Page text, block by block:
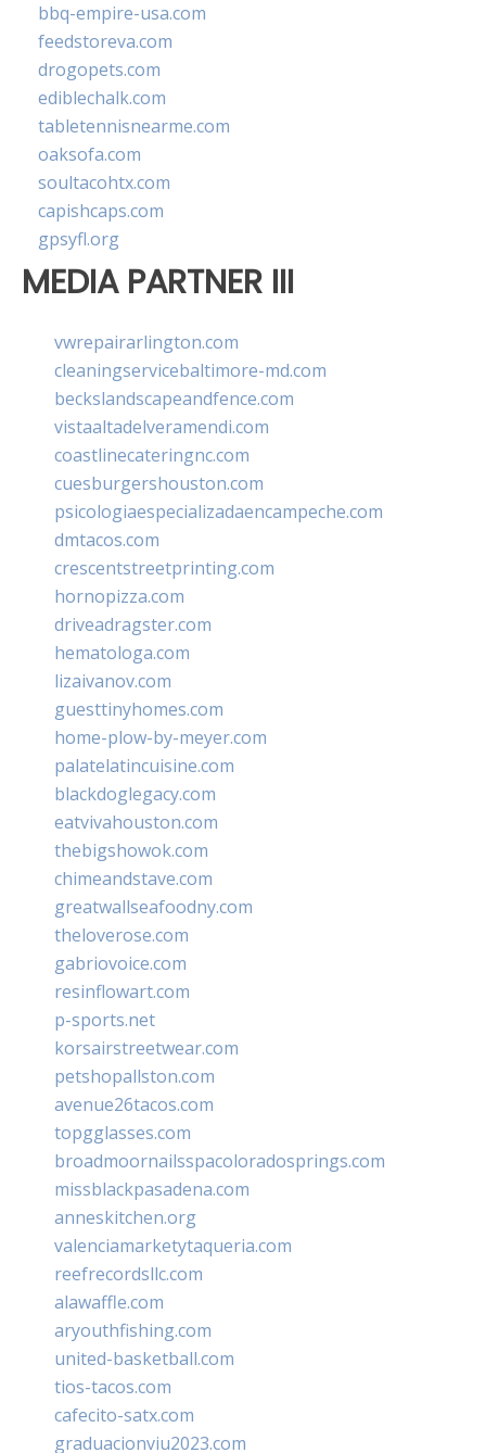
bbq-empire-usa.com
feedstoreva.com
drogopets.com
ediblechalk.com
tabletennisnearme.com
oaksofa.com
soultacohtx.com
capishcaps.com
gpsyfl.org
MEDIA PARTNER III
vwrepairarlington.com
cleaningservicebaltimore-md.com
beckslandscapeandfence.com
vistaaltadelveramendi.com
coastlinecateringnc.com
cuesburgershouston.com
psicologiaespecializadaencampeche.com
dmtacos.com
crescentstreetprinting.com
hornopizza.com
driveadragster.com
hematologa.com
lizaivanov.com
guesttinyhomes.com
home-plow-by-meyer.com
palatelatincuisine.com
blackdoglegacy.com
eatvivahouston.com
thebigshowok.com
chimeandstave.com
greatwallseafoodny.com
theloverose.com
gabriovoice.com
resinflowart.com
p-sports.net
korsairstreetwear.com
petshopallston.com
avenue26tacos.com
topgglasses.com
broadmoornailsspacoloradosprings.com
missblackpasadena.com
anneskitchen.org
valenciamarketytaqueria.com
reefrecordsllc.com
alawaffle.com
aryouthfishing.com
united-basketball.com
tios-tacos.com
cafecito-satx.com
graduacionviu2023.com